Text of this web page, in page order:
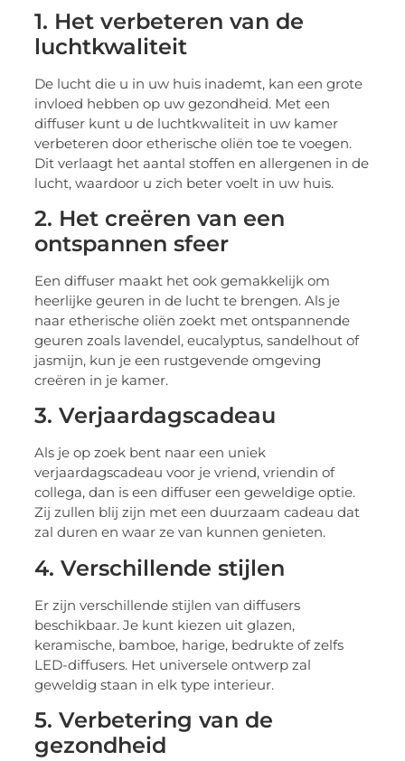
1. Het verbeteren van de
luchtkwaliteit
De lucht die u in uw huis inademt, kan een grote
invloed hebben op uw gezondheid. Met een
diffuser kunt u de luchtkwaliteit in uw kamer
verbeteren door etherische oliën toe te voegen.
Dit verlaagt het aantal stoffen en allergenen in de
lucht, waardoor u zich beter voelt in uw huis.
2. Het creëren van een
ontspannen sfeer
Een diffuser maakt het ook gemakkelijk om
heerlijke geuren in de lucht te brengen. Als je
naar etherische oliën zoekt met ontspannende
geuren zoals lavendel, eucalyptus, sandelhout of
jasmijn, kun je een rustgevende omgeving
creëren in je kamer.
3. Verjaardagscadeau
Als je op zoek bent naar een uniek
verjaardagscadeau voor je vriend, vriendin of
collega, dan is een diffuser een geweldige optie.
Zij zullen blij zijn met een duurzaam cadeau dat
zal duren en waar ze van kunnen genieten.
4. Verschillende stijlen
Er zijn verschillende stijlen van diffusers
beschikbaar. Je kunt kiezen uit glazen,
keramische, bamboe, harige, bedrukte of zelfs
LED-diffusers. Het universele ontwerp zal
geweldig staan in elk type interieur.
5. Verbetering van de
gezondheid